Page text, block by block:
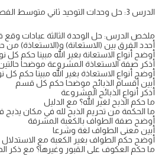
الدرس 3: حل وحدات التوحيد ثاني متوسط الفصل الدراسي الاول ف1
ملخص الدرس: حل الوحدة الثالثة عبادات وقع فيها الشرك مادة التوحيد
أحدد الفرق بين (الاستعانة) و(الاستعاذة) من
أوضح أنواع الاستعانة بغير الله مبينا حكم كل
أذكر صفة الاستعاذة المشروعة موضحا
أوضح أنواع الاستعاذة بغير الله مبينا حكم كل
أبين أقسام الذبائح موضحا حكم كل قسم
أذكر أنواع الذبائح المشروعة
ما حكم الذبح لغير الله؟ مع الدليل
ما الحكمة من تحريم الذبح لله في مكان يذبح
أوضح صفة الطواف بالكعبة المشرفة
أبين معنى الطواف لغة وشرعا
أوضح حكم الطواف بغير الكعبة مع الاستدلال
ما حكم العكوف على القبور وغيرها؟ مع ذكر